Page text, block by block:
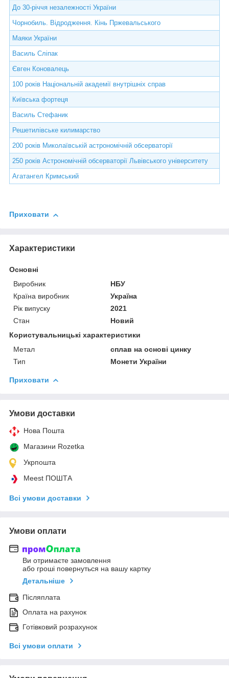
До 30-річчя незалежності України
Чорнобиль. Відродження. Кінь Пржевальського
Маяки України
Василь Сліпак
Євген Коновалець
100 років Національній академії внутрішніх справ
Київська фортеця
Василь Стефаник
Решетилівське килимарство
200 років Миколаївській астрономічній обсерваторії
250 років Астрономічній обсерваторії Львівського університету
Агатангел Кримський
Приховати
Характеристики
Основні
Виробник
НБУ
Країна виробник
Україна
Рік випуску
2021
Стан
Новий
Користувальницькі характеристики
Метал
сплав на основі цинку
Тип
Монети України
Приховати
Умови доставки
Нова Пошта
Магазини Rozetka
Укрпошта
Meest ПОШТА
Всі умови доставки
Умови оплати
Ви отримаєте замовлення
або гроші повернуться на вашу картку
Детальніше
Післяплата
Оплата на рахунок
Готівковий розрахунок
Всі умови оплати